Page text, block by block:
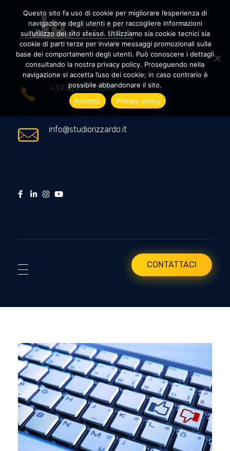
Amministrazioni Rizzardo
+39 327.36.31.598
info@studiorizzardo.it
CONTATTACI
Questo sito fa uso di cookie per migliorare l’esperienza di
navigazione degli utenti e per raccogliere informazioni
sull’utilizzo del sito stesso. Utilizziamo sia cookie tecnici sia
cookie di parti terze per inviare messaggi promozionali sulla
base dei comportamenti degli utenti. Può conoscere i dettagli
consultando la nostra privacy policy. Proseguendo nella
navigazione si accetta l’uso dei cookie; in caso contrario è
possibile abbandonare il sito.
Accetto
Privacy policy